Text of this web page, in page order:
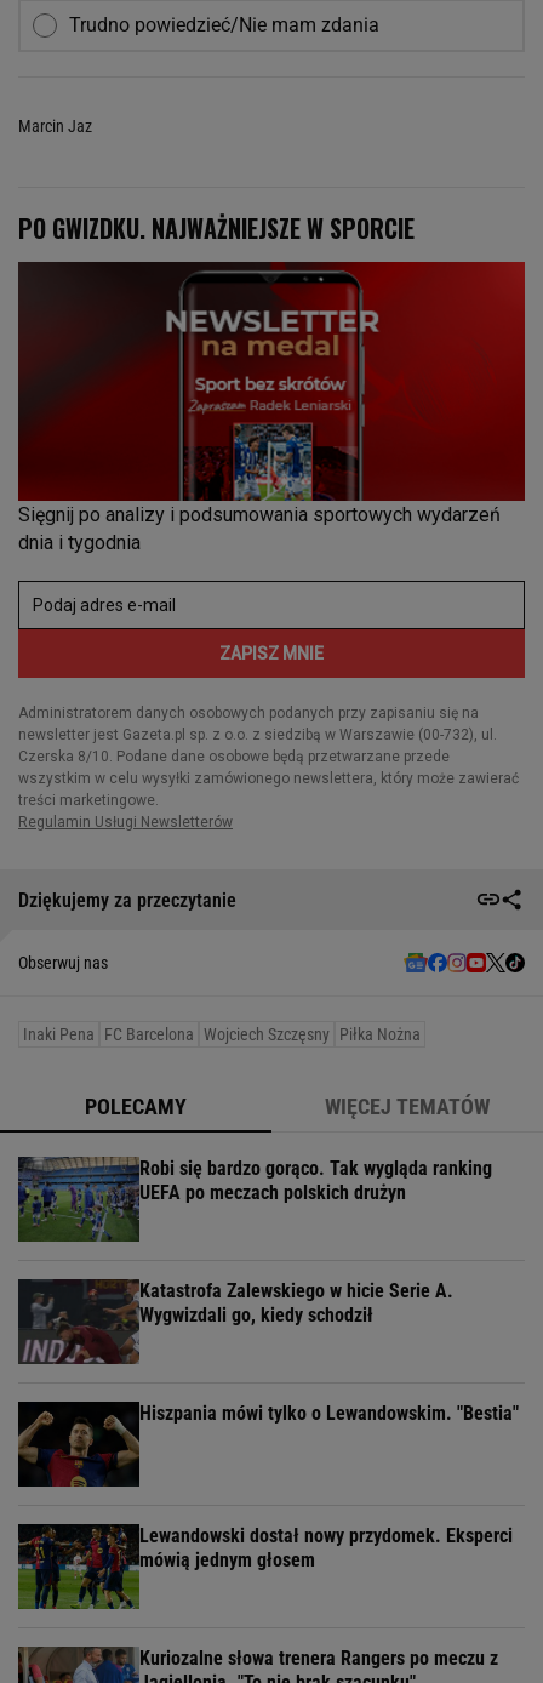
Trudno powiedzieć/Nie mam zdania
Marcin Jaz
Dziękujemy za przeczytanie
Obserwuj nas
Inaki Pena FC Barcelona Wojciech Szczęsny Piłka Nożna
POLECAMY WIĘCEJ TEMATÓW
Robi się bardzo gorąco. Tak wygląda ranking
UEFA po meczach polskich drużyn
Katastrofa Zalewskiego w hicie Serie A.
Wygwizdali go, kiedy schodził
Hiszpania mówi tylko o Lewandowskim. "Bestia"
Lewandowski dostał nowy przydomek. Eksperci
mówią jednym głosem
Kuriozalne słowa trenera Rangers po meczu z